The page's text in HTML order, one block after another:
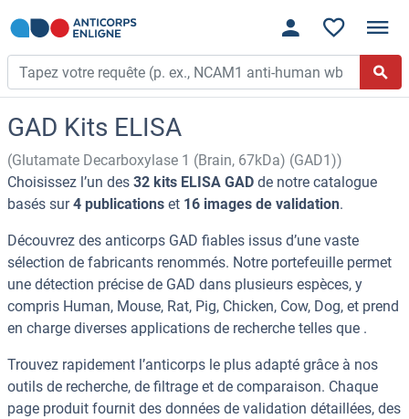
GAD Kits ELISA
(Glutamate Decarboxylase 1 (Brain, 67kDa) (GAD1))
Choisissez l’un des 32 kits ELISA GAD de notre catalogue
basés sur4 publications et 16 images de validation.
Découvrez des anticorps GAD fiables issus d’une vaste
sélection de fabricants renommés. Notre portefeuille permet
une détection précise de GAD dans plusieurs espèces, y
compris Human, Mouse, Rat, Pig, Chicken, Cow, Dog, et prend
en charge diverses applications de recherche telles que .
Trouvez rapidement l’anticorps le plus adapté grâce à nos
outils de recherche, de filtrage et de comparaison. Chaque
page produit fournit des données de validation détaillées, des